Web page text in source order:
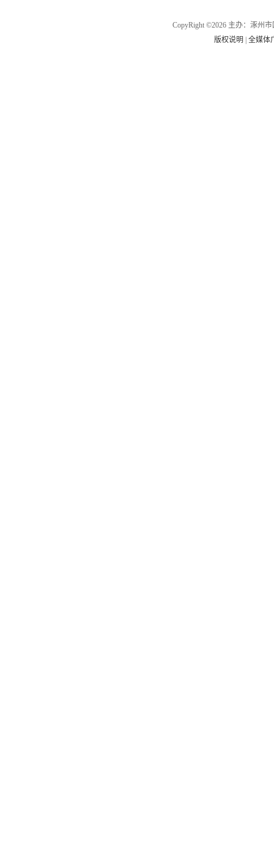
CopyRight ©2026 主办：涿州
版权说明
|全媒体